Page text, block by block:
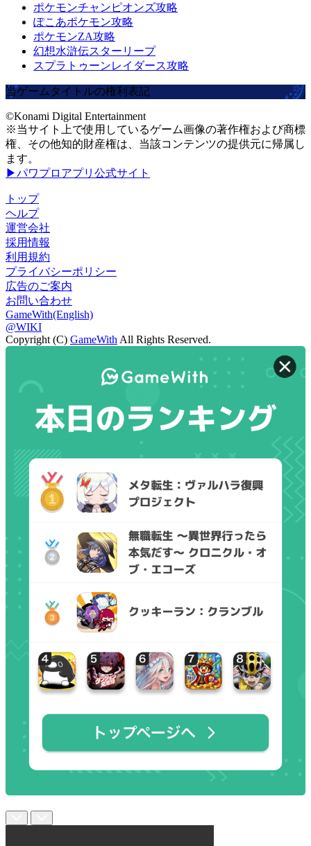
ポケモンチャンピオンズ攻略
ぽこあポケモン攻略
ポケモンZA攻略
幻想水滸伝スターリープ
スプラトゥーンレイダース攻略
当ゲームタイトルの権利表記
©Konami Digital Entertainment
※当サイト上で使用しているゲーム画像の著作権および商標
権、その他知的財産権は、当該コンテンツの提供元に帰属し
ます。
▶パワプロアプリ公式サイト
トップ
ヘルプ
運営会社
採用情報
利用規約
プライバシーポリシー
広告のご案内
お問い合わせ
GameWith(English)
@WIKI
Copyright (C) GameWith All Rights Reserved.